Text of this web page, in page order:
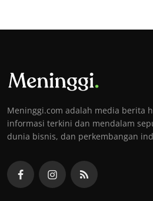
Meninggi.com adalah media berita
informasi terkini dan mendalam
dunia bisnis, dan perkembangan